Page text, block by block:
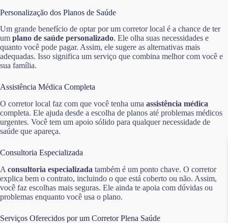
Personalização dos Planos de Saúde
Um grande benefício de optar por um corretor local é a chance de ter
um plano de saúde personalizado. Ele olha suas necessidades e
quanto você pode pagar. Assim, ele sugere as alternativas mais
adequadas. Isso significa um serviço que combina melhor com você e
sua família.
Assistência Médica Completa
O corretor local faz com que você tenha uma assistência médica
completa. Ele ajuda desde a escolha de planos até problemas médicos
urgentes. Você tem um apoio sólido para qualquer necessidade de
saúde que apareça.
Consultoria Especializada
A consultoria especializada também é um ponto chave. O corretor
explica bem o contrato, incluindo o que está coberto ou não. Assim,
você faz escolhas mais seguras. Ele ainda te apoia com dúvidas ou
problemas enquanto você usa o plano.
Serviços Oferecidos por um Corretor Plena Saúde